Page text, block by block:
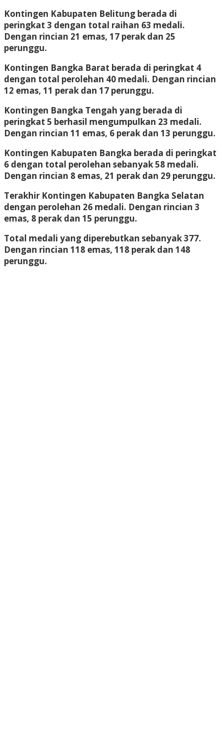
Kontingen Kabupaten Belitung berada di
peringkat 3 dengan total raihan 63 medali.
Dengan rincian 21 emas, 17 perak dan 25
perunggu.
Kontingen Bangka Barat berada di peringkat 4
dengan total perolehan 40 medali. Dengan rincian
12 emas, 11 perak dan 17 perunggu.
Kontingen Bangka Tengah yang berada di
peringkat 5 berhasil mengumpulkan 23 medali.
Dengan rincian 11 emas, 6 perak dan 13 perunggu.
Kontingen Kabupaten Bangka berada di peringkat
6 dengan total perolehan sebanyak 58 medali.
Dengan rincian 8 emas, 21 perak dan 29 perunggu.
Terakhir Kontingen Kabupaten Bangka Selatan
dengan perolehan 26 medali. Dengan rincian 3
emas, 8 perak dan 15 perunggu.
Total medali yang diperebutkan sebanyak 377.
Dengan rincian 118 emas, 118 perak dan 148
perunggu.